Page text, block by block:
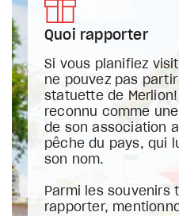
Quoi rapporter
Si vous planifiez
ne pouvez pas
statuette de
reconnu comme
de son association
pêche du pays, qui
son nom.
Parmi les souvenirs
rapporter,